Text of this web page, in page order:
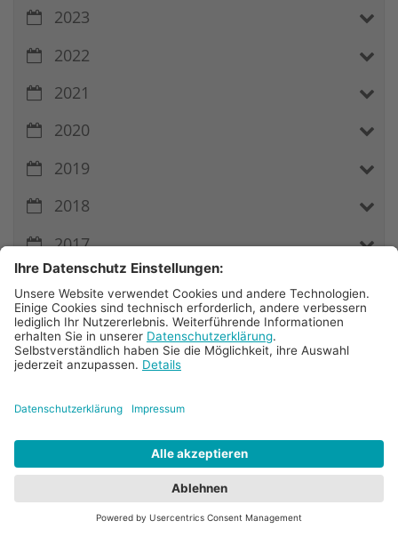
2023
2022
2021
2020
2019
2018
2017
Kontakt
Bischöfliches Gymnasium Sankt Ursula
Markt 1
+49 (0)2451 8045
info@st-ursula-gk.de
https://st-ursula-gk.de/